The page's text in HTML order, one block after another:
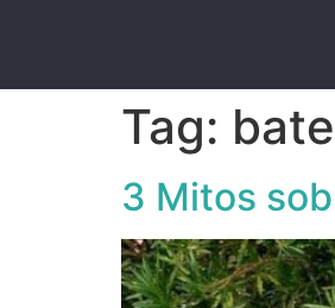
Tag:
3 Mitos